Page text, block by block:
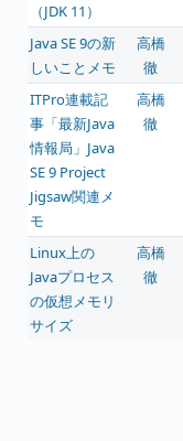
（JDK 11）
Java SE 9の新
しいことメモ
高橋
徹
ITPro連載記
事「最新Java
情報局」Java
SE 9 Project
Jigsaw関連メ
モ
高橋
徹
Linux上の
Javaプロセス
の仮想メモリ
サイズ
高橋
徹